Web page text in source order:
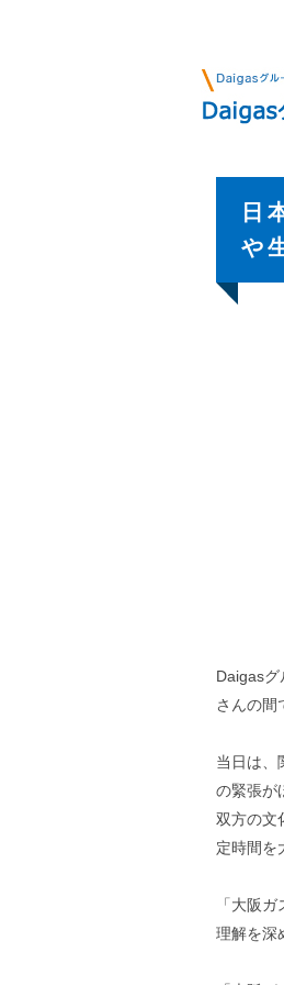
日
や
Daigas
さんの間
当日は、
の緊張が
双方の文
定時間を
「大阪
理解を深